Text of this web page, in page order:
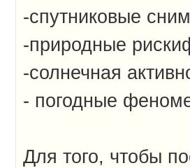
-спутниковые
-природные
-солнечная
- погодные
Для того, чтобы